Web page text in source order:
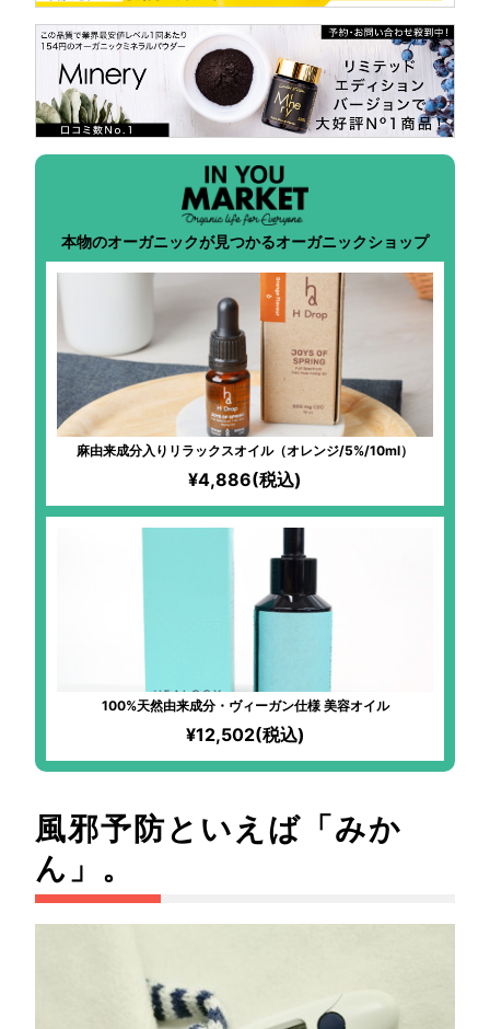
本物のオーガニックが見つかるオーガニックショップ
麻由来成分入りリラックスオイル（オレンジ/5%/10ml）
¥4,886(税込)
100%天然由来成分・ヴィーガン仕様 美容オイル
¥12,502(税込)
風邪予防といえば「みか
ん」。